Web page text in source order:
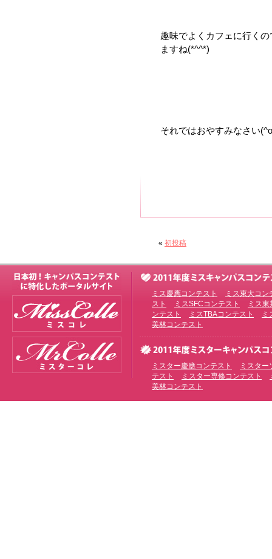
趣味でよくカフェに行く
ますね(*^^*)
それではおやすみなさい
« 初投稿
ミス慶應コンテスト
ミス東大コン
スト
ミスSFCコンテスト
ミス
ンテスト
ミスTBAコンテスト
ミ
美林コンテスト
ミスター慶應コンテスト
ミスタ
テスト
ミスター専修コンテスト
美林コンテスト